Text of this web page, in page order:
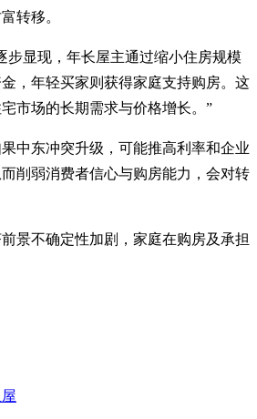
转移。
步显现，年长屋主通过缩小住房规模
，年轻买家则获得家庭支持购房。这
市场的长期需求与价格增长。”
中东冲突升级，可能推高利率和企业
削弱消费者信心与购房能力，会对转
景不确定性加剧，家庭在购房及承担